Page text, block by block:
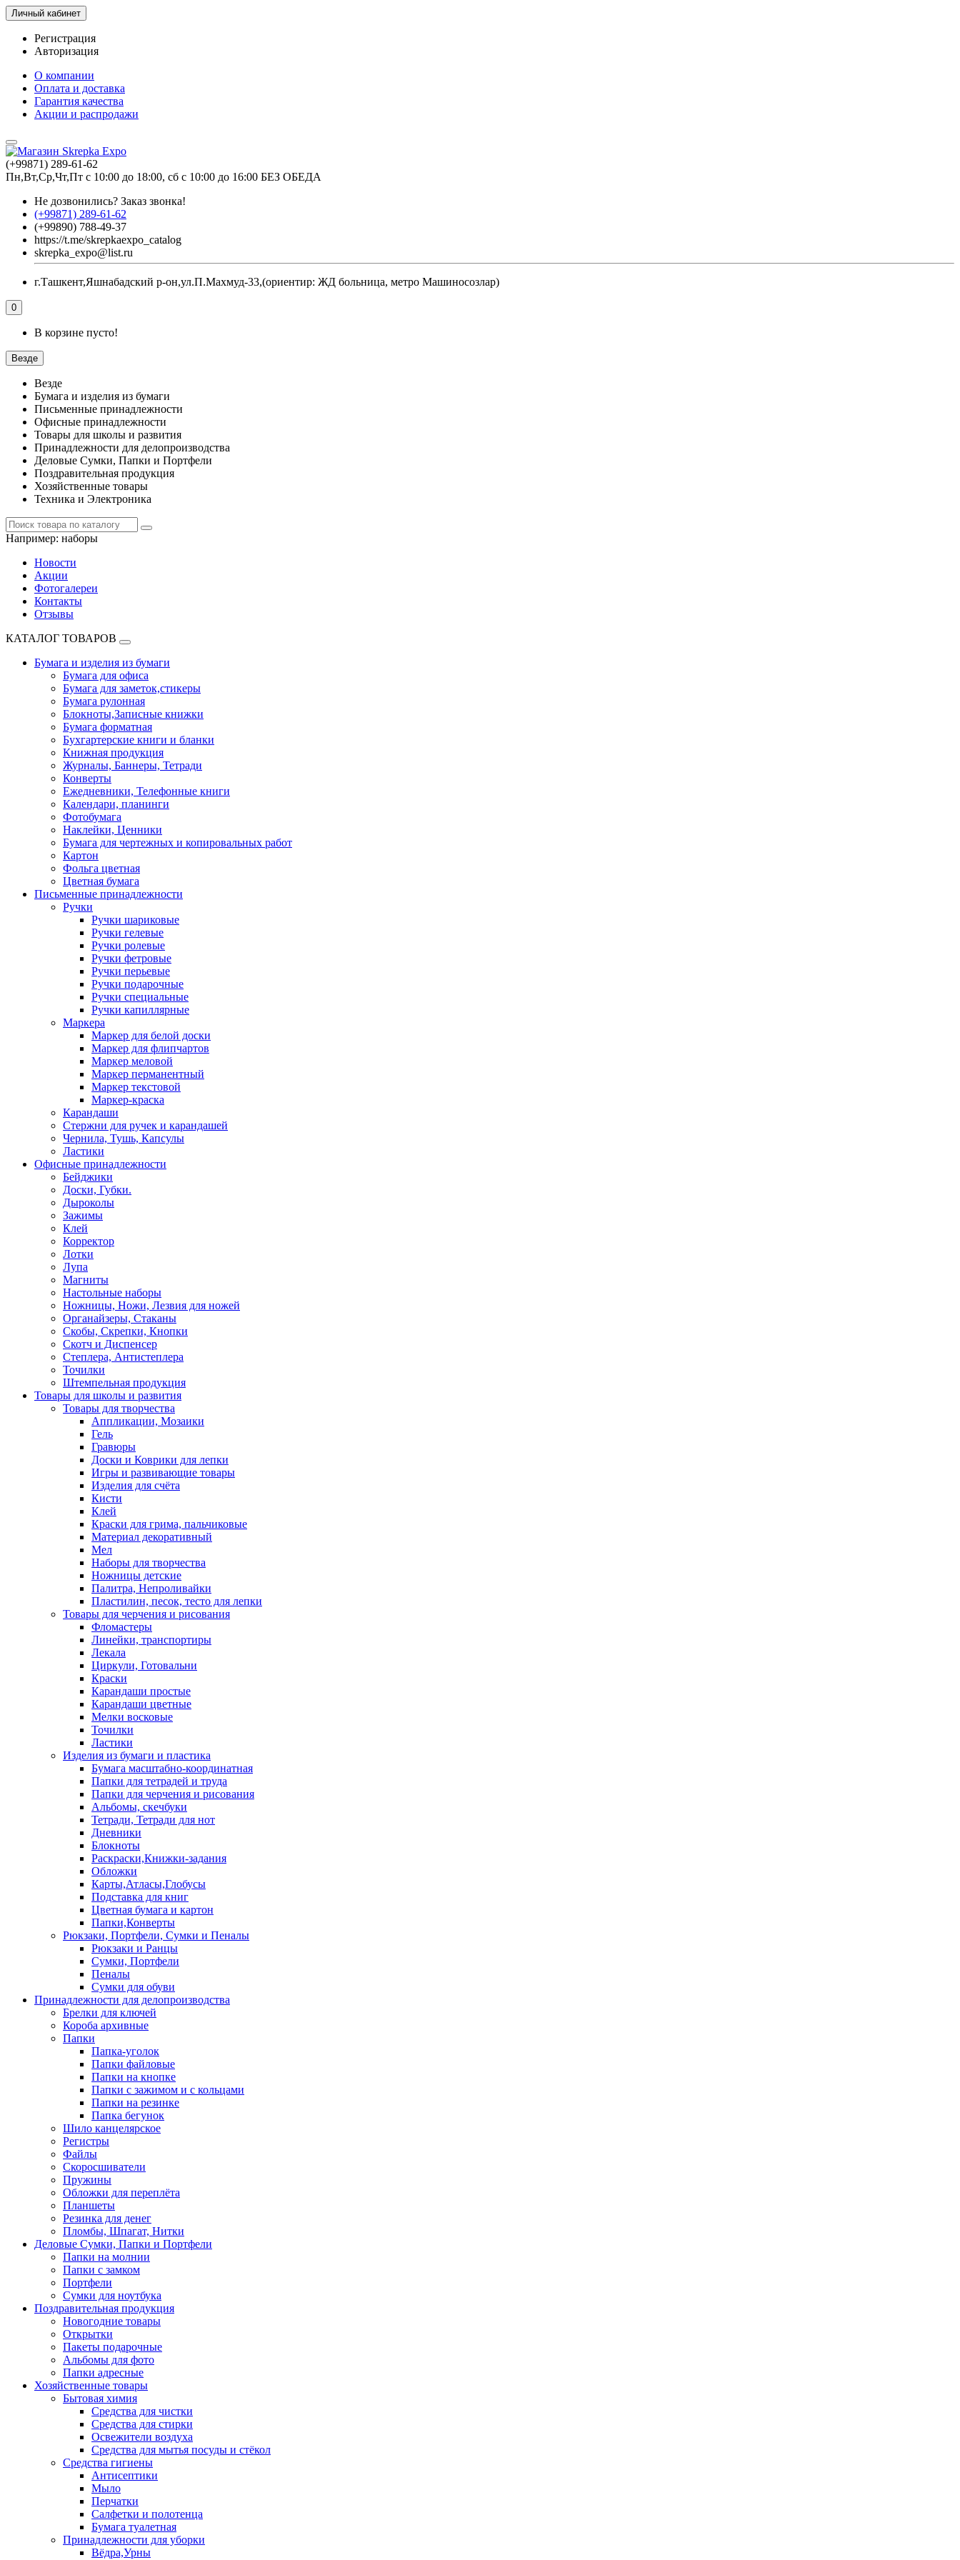
Личный кабинет
Регистрация
Авторизация
О компании
Оплата и доставка
Гарантия качества
Акции и распродажи
(+99871) 289-61-62
Пн,Вт,Ср,Чт,Пт с 10:00 до 18:00, сб с 10:00 до 16:00 БЕЗ ОБЕДА
Не дозвонились? Заказ звонка!
(+99871) 289-61-62
(+99890) 788-49-37
https://t.me/skrepkaexpo_catalog
skrepka_expo@list.ru
г.Ташкент,Яшнабадский р-он,ул.П.Махмуд-33,(ориентир: ЖД больница, метро Машиносозлар)
0
В корзине пусто!
Везде
Везде
Бумага и изделия из бумаги
Письменные принадлежности
Офисные принадлежности
Товары для школы и развития
Принадлежности для делопроизводства
Деловые Сумки, Папки и Портфели
Поздравительная продукция
Хозяйственные товары
Техника и Электроника
Например: наборы
Новости
Акции
Фотогалереи
Контакты
Отзывы
КАТАЛОГ ТОВАРОВ
Бумага и изделия из бумаги
Бумага для офиса
Бумага для заметок,стикеры
Бумага рулонная
Блокноты,Записные книжки
Бумага форматная
Бухгартерские книги и бланки
Книжная продукция
Журналы, Баннеры, Тетради
Конверты
Ежедневники, Телефонные книги
Календари, планинги
Фотобумага
Наклейки, Ценники
Бумага для чертежных и копировальных работ
Картон
Фольга цветная
Цветная бумага
Письменные принадлежности
Ручки
Ручки шариковые
Ручки гелевые
Ручки ролевые
Ручки фетровые
Ручки перьевые
Ручки подарочные
Ручки специальные
Ручки капиллярные
Маркера
Маркер для белой доски
Маркер для флипчартов
Маркер меловой
Маркер перманентный
Маркер текстовой
Маркер-краска
Карандаши
Стержни для ручек и карандашей
Чернила, Тушь, Капсулы
Ластики
Офисные принадлежности
Бейджики
Доски, Губки.
Дыроколы
Зажимы
Клей
Корректор
Лотки
Лупа
Магниты
Настольные наборы
Ножницы, Ножи, Лезвия для ножей
Органайзеры, Стаканы
Скобы, Скрепки, Кнопки
Скотч и Диспенсер
Степлера, Антистеплера
Точилки
Штемпельная продукция
Товары для школы и развития
Товары для творчества
Аппликации, Мозаики
Гель
Гравюры
Доски и Коврики для лепки
Игры и развивающие товары
Изделия для счёта
Кисти
Клей
Краски для грима, пальчиковые
Материал декоративный
Мел
Наборы для творчества
Ножницы детские
Палитра, Непроливайки
Пластилин, песок, тесто для лепки
Товары для черчения и рисования
Фломастеры
Линейки, транспортиры
Лекала
Циркули, Готовальни
Краски
Карандаши простые
Карандаши цветные
Мелки восковые
Точилки
Ластики
Изделия из бумаги и пластика
Бумага масштабно-координатная
Папки для тетрадей и труда
Папки для черчения и рисования
Альбомы, скечбуки
Тетради, Тетради для нот
Дневники
Блокноты
Раскраски,Книжки-задания
Обложки
Карты,Атласы,Глобусы
Подставка для книг
Цветная бумага и картон
Папки,Конверты
Рюкзаки, Портфели, Сумки и Пеналы
Рюкзаки и Ранцы
Сумки, Портфели
Пеналы
Сумки для обуви
Принадлежности для делопроизводства
Брелки для ключей
Короба архивные
Папки
Папка-уголок
Папки файловые
Папки на кнопке
Папки с зажимом и с кольцами
Папки на резинке
Папка бегунок
Шило канцелярское
Регистры
Файлы
Скоросшиватели
Пружины
Обложки для переплёта
Планшеты
Резинка для денег
Пломбы, Шпагат, Нитки
Деловые Сумки, Папки и Портфели
Папки на молнии
Папки с замком
Портфели
Сумки для ноутбука
Поздравительная продукция
Новогодние товары
Открытки
Пакеты подарочные
Альбомы для фото
Папки адресные
Хозяйственные товары
Бытовая химия
Средства для чистки
Средства для стирки
Освежители воздуха
Средства для мытья посуды и стёкол
Средства гигиены
Антисептики
Мыло
Перчатки
Салфетки и полотенца
Бумага туалетная
Принадлежности для уборки
Вёдра,Урны